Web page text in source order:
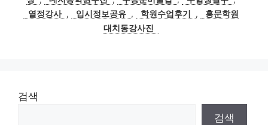
열정강사 , 입시정보공유 , 학원수업후기 ,
홍문학원
대치동강사진
검색
검색